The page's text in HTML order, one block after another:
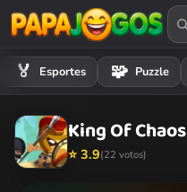
🏅 Esportes 🧩 Puzzle
King Of Chaos
⭐ 3.9(22 votos)